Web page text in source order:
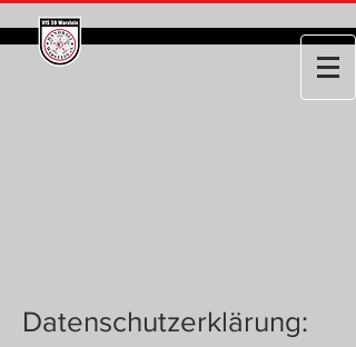
Datenschutzerklärung: